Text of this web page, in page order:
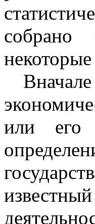
собрано
или